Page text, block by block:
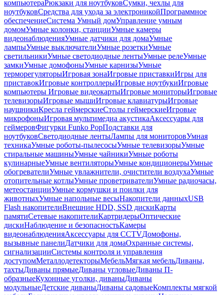
компьютераРюкзаки для ноутбуковСумки, чехлы для
ноутбуковСредства для ухода за электроникойПрограммное
обеспечениеСистема Умный домУправление умным
домомУмные колонки, станцииУмные камеры
видеонаблюденияУмные датчики для домаУмные
лампыУмные выключателиУмные розеткиУмные
светильникиУмные светодиодные лентыУмные релеУмные
замкиУмные домофоныУмные карнизыУмные
терморегуляторыИгровая зонаИгровые приставкиИгры для
приставокИгровые контроллерыИгровые ноутбукиИгровые
компьютеры Игровые видеокартыИгровые мониторыИгровые
телевизорыИгровые мышиИгровые клавиатурыИгровые
наушникиКресла геймерскиеСтолы геймерскиеИгровые
микрофоныИгровая мультимедиа акустикаАксессуары для
геймеровФигурки Funko PopПодставки для
ноутбуковСветодиодные лентыЛампы для мониторовУмная
техникаУмные роботы-пылесосыУмные телевизорыУмные
стиральные машиныУмные чайникиУмные роботы
кулинарныеУмные вентиляторыУмные кондиционерыУмные
обогревателиУмные увлажнители, очистители воздухаУмные
отопительные котлыУмные проветривателиУмные радиочасы,
метеостанцииУмные кормушки и поилки для
животныхУмные напольные весыНакопители данныхUSB
Flash накопителиВнешние HDD, SSD дискиКарты
памятиСетевые накопителиКартридерыОптические
дискиНаблюдение и безопасностьКамеры
видеонаблюденияАксессуары для CCTVДомофоны,
вызывные панелиДатчики для домаОхранные системы,
сигнализацииСистемы контроля и управления
доступомМеталлодетекторыМебельМягкая мебельДиваны,
тахтыДиваны прямыеДиваны угловыеДиваны П-
образныеКухонные уголки, диваныДиваны
модульныеДетские диваныДиваны садовыеКомплекты мягкой